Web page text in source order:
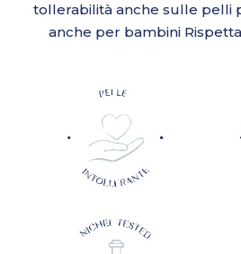
tollerabilità anche sulle pelli
anche per bambini